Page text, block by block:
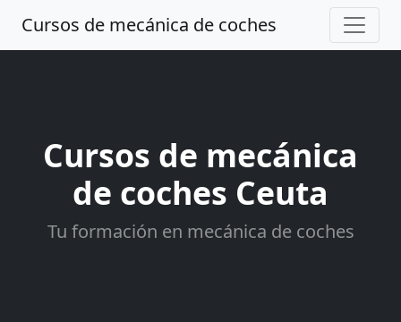
Cursos de mecánica de coches
Cursos de mecánica
de coches Ceuta
Tu formación en mecánica de coches